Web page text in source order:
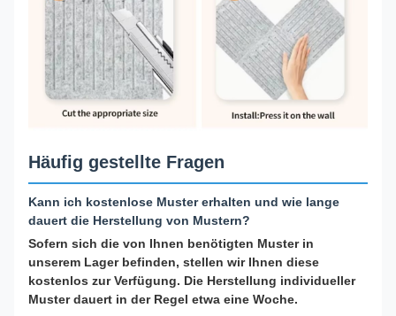
Häufig gestellte Fragen
Kann ich kostenlose Muster erhalten und wie lange
dauert die Herstellung von Mustern?
Sofern sich die von Ihnen benötigten Muster in
unserem Lager befinden, stellen wir Ihnen diese
kostenlos zur Verfügung. Die Herstellung individueller
Muster dauert in der Regel etwa eine Woche.